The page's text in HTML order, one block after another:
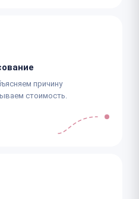
причину
стоимость.